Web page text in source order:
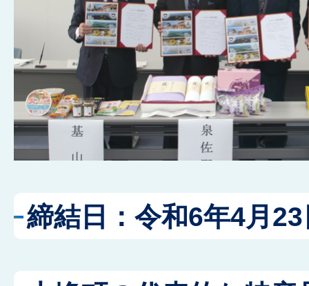
締結日：令和6年4月